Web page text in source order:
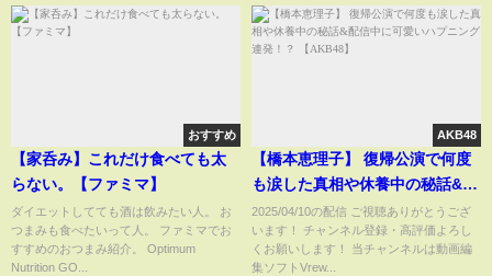
おすすめ
【家呑み】これだけ食べても太
らない。【ファミマ】
ダイエットしてても酒は飲みたい人。 お
つまみも食べたいって人。 ファミマでお
すすめのおつまみ紹介。 Optimum
Nutrition GO...
AKB48
【橋本恵理子】 復帰公演で何度
も涙した真相や休養中の秘話&配
信中に可愛いハプニング連
発！？ 【AKB48】
2025/04/10の配信 ご視聴ありがとうござ
います！ チャンネル登録・高評価よろし
くお願いします！ 当チャンネルは動画編
集ソフトVrew...